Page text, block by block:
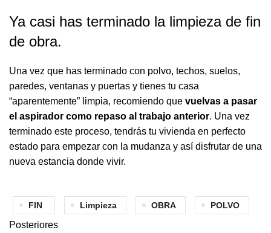
Ya casi has terminado la limpieza de fin
de obra.
Una vez que has terminado con polvo, techos, suelos,
paredes, ventanas y puertas y tienes tu casa
“aparentemente” limpia, recomiendo que vuelvas a pasar
el aspirador como repaso al trabajo anterior. Una vez
terminado este proceso, tendrás tu vivienda en perfecto
estado para empezar con la mudanza y así disfrutar de una
nueva estancia donde vivir.
FIN Limpieza OBRA POLVO
Posteriores